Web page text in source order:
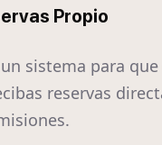
Propio
sistema para
reservas